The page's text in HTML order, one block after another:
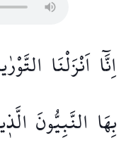
اِنَّٓا اَنْزَلْنَا
بِهَا النَّبِيُّونَ